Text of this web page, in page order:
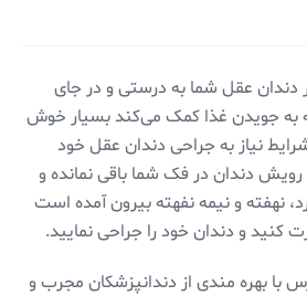
دندان عقل شما به درستی و در جای
به جویدن غذا کمک می‌کند بسیار خوش
نیاز به جراحی دندان عقل خود
رویش دندان در فک شما باقی نمانده و
نهفته و نیمه نفهته بیرون آمده است
کنید و دندان خود را جراحی نمایید.
با بهره مندی از دندانپزشکان مجرب و